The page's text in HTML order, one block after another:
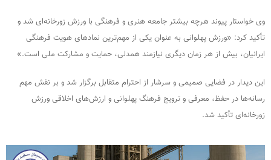
وی خواستار پیوند هرچه بیشتر جامعه هنری و فرهنگی با ورزش زورخانه‌ای شد و
تأکید کرد: «ورزش پهلوانی به عنوان یکی از مهم‌ترین نمادهای هویت فرهنگی
ایرانیان، بیش از هر زمان دیگری نیازمند همدلی، حمایت و مشارکت ملی است.»
این دیدار در فضایی صمیمی و سرشار از احترام متقابل برگزار شد و بر نقش مهم
رسانه‌ها در حفظ، معرفی و ترویج فرهنگ پهلوانی و ارزش‌های اخلاقی ورزش
زورخانه‌ای تأکید شد.